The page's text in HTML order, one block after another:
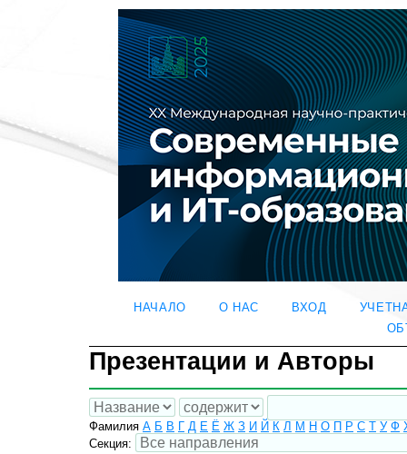
НАЧАЛО О НАС ВХОД
Презентации и Авторы
Фамилия А Б В Д Е Ё Ж З И Й К Л М Н О Р С У Ф
Секция: